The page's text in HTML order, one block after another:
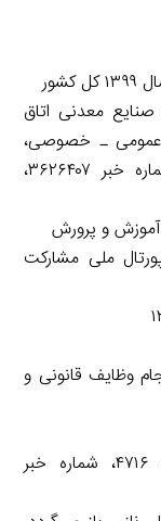
معدنی اتاق
عمومی ـ خصوصی،
روزنامه دنیای اقتصاد، شماره ۴۸۲۸، شماره خبر ۳۶۲۶۴۰۷،
و پرورش
ملی مشارکت
وظایف قانونی و
خصوصی‌سازی سفید یا سیاه؟ شماره ۴۷۱۶، شماره خبر